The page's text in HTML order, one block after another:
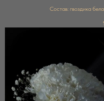
Состав: гвоздика